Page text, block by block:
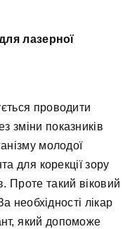
лазерної
проводити
зміни показників
молодої
для корекції зору
Проте такий віковий
необхідності лікар
який допоможе